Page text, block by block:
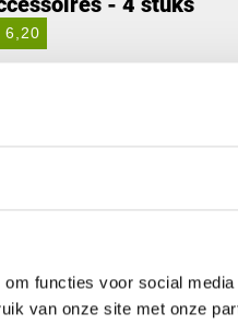
functies voor social
van onze site met onze
6,20
toepassingen van zwarte
voor gevelbekleding,